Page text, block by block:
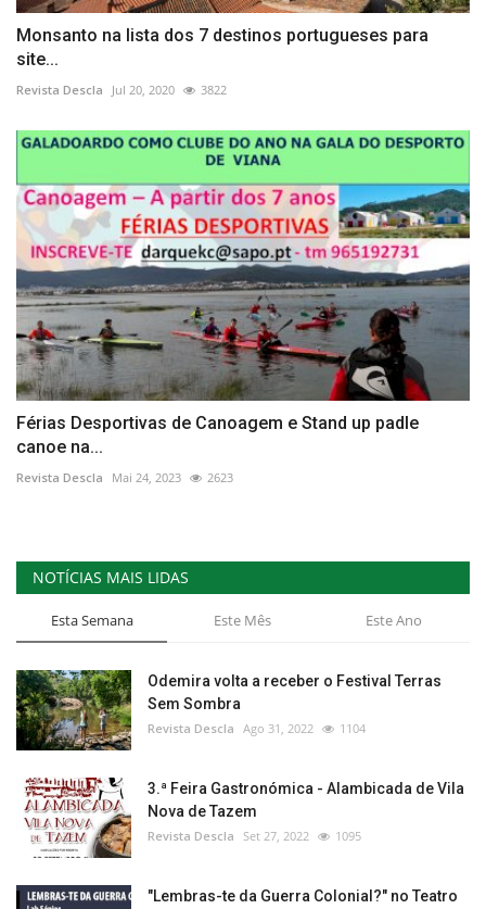
Monsanto na lista dos 7 destinos portugueses para
site...
Revista Descla Jul 20, 2020 3822
Férias Desportivas de Canoagem e Stand up padle
canoe na...
Revista Descla Mai 24, 2023 2623
NOTÍCIAS MAIS LIDAS
Esta Semana Este Mês Este Ano
Odemira volta a receber o Festival Terras
Sem Sombra
Revista Descla Ago 31, 2022 1104
3.ª Feira Gastronómica - Alambicada de Vila
Nova de Tazem
Revista Descla Set 27, 2022 1095
"Lembras-te da Guerra Colonial?" no Teatro